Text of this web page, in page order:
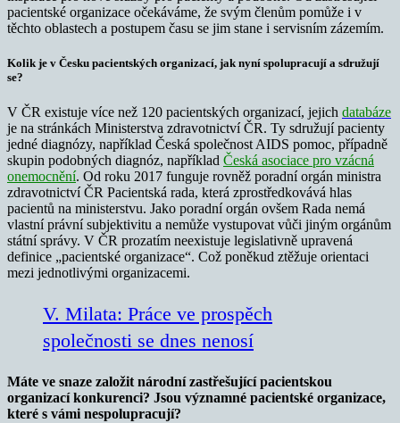
pacientské organizace očekáváme, že svým členům pomůže i v
těchto oblastech a postupem času se jim stane i servisním zázemím.
Kolik je v Česku pacientských organizací, jak nyní spolupracují a sdružují
se?
V ČR existuje více než 120 pacientských organizací, jejich databáze
je na stránkách Ministerstva zdravotnictví ČR. Ty sdružují pacienty
jedné diagnózy, například Česká společnost AIDS pomoc, případně
skupin podobných diagnóz, například Česká asociace pro vzácná
onemocnění. Od roku 2017 funguje rovněž poradní orgán ministra
zdravotnictví ČR Pacientská rada, která zprostředkovává hlas
pacientů na ministerstvu. Jako poradní orgán ovšem Rada nemá
vlastní právní subjektivitu a nemůže vystupovat vůči jiným orgánům
státní správy. V ČR prozatím neexistuje legislativně upravená
definice „pacientské organizace“. Což poněkud ztěžuje orientaci
mezi jednotlivými organizacemi.
V. Milata: Práce ve prospěch
společnosti se dnes nenosí
Máte ve snaze založit národní zastřešující pacientskou
organizací konkurenci? Jsou významné pacientské organizace,
které s vámi nespolupracují?